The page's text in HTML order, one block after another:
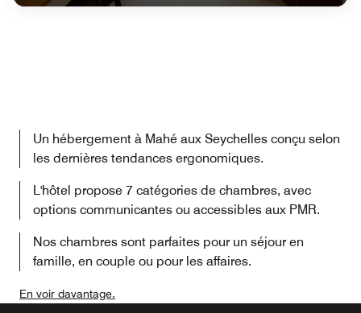
Un hébergement à Mahé aux Seychelles conçu selon
les dernières tendances ergonomiques.
L'hôtel propose 7 catégories de chambres, avec
options communicantes ou accessibles aux PMR.
Nos chambres sont parfaites pour un séjour en
famille, en couple ou pour les affaires.
En voir davantage.